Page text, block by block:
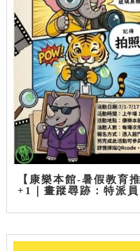
【康樂本館-暑假教育
+1｜畫蹤尋跡：特派